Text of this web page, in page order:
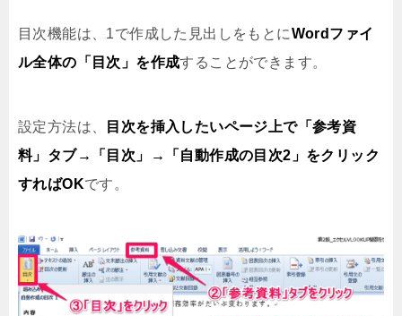
目次機能は、1で作成した見出しをもとにWordファイ
ル全体の「目次」を作成することができます。
設定方法は、
目次を挿入したいページ上で「参考資
料」タブ→「目次」→「自動作成の目次2」をクリック
すればOKです。